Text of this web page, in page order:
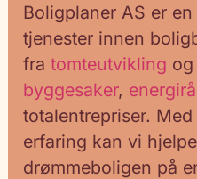
Boligplaner AS er
tjenester innen
fratomteutvikling
byggesaker,
totalentrepriser.
erfaring kan vi
drømmeboligen på